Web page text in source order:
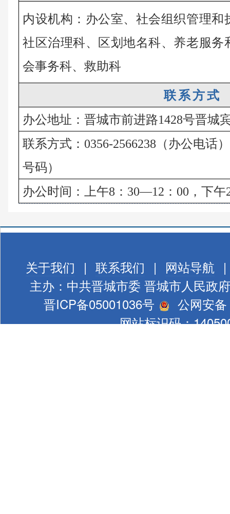
内设机构：办公室、社会组织管理
社区治理科、区划地名科、养老服务
会事务科、救助科
联系方式
办公地址：晋城市前进路1428号晋城
联系方式：0356-2566238（办公电话
号码）
办公时间：上午8：30—12：00，下
关于我们 | 联系我们 | 网站导航 |
主办：中共晋城市委 晋城市人民政府
晋ICP备05001036号
公网安
网站标识码：